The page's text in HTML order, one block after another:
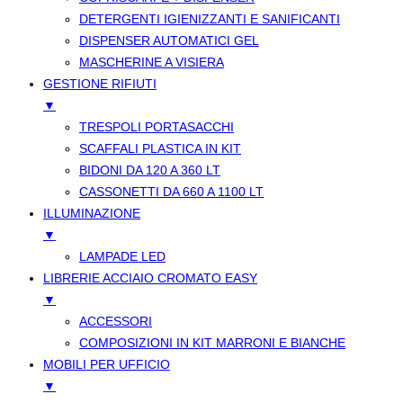
DETERGENTI IGIENIZZANTI E SANIFICANTI
DISPENSER AUTOMATICI GEL
MASCHERINE A VISIERA
GESTIONE RIFIUTI
▼
TRESPOLI PORTASACCHI
SCAFFALI PLASTICA IN KIT
BIDONI DA 120 A 360 LT
CASSONETTI DA 660 A 1100 LT
ILLUMINAZIONE
▼
LAMPADE LED
LIBRERIE ACCIAIO CROMATO EASY
▼
ACCESSORI
COMPOSIZIONI IN KIT MARRONI E BIANCHE
MOBILI PER UFFICIO
▼